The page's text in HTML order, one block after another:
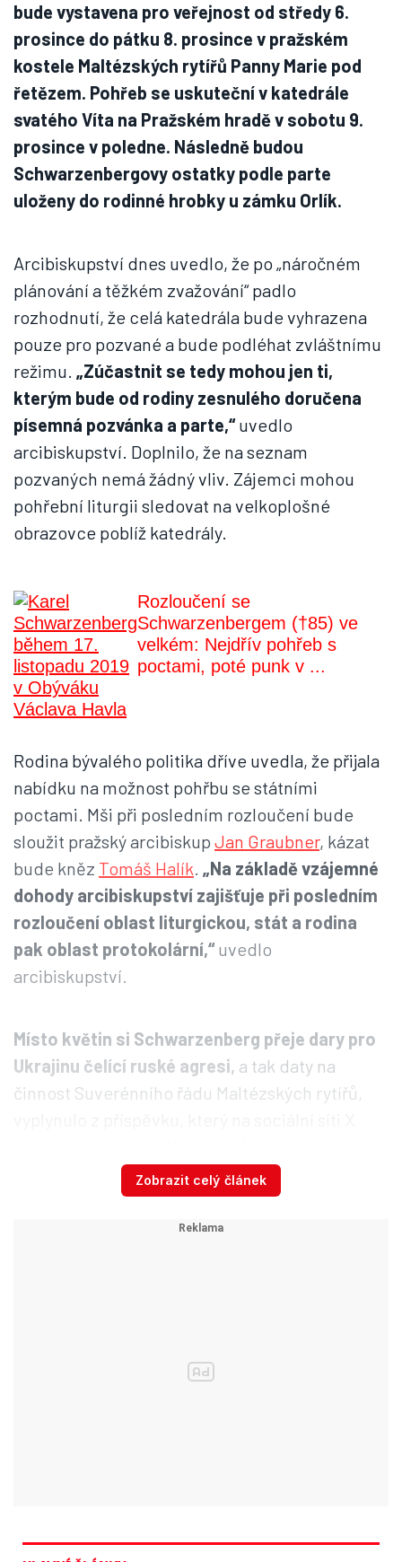
bude vystavena pro veřejnost od středy 6.
prosince do pátku 8. prosince v pražském
kostele Maltézských rytířů Panny Marie pod
řetězem. Pohřeb se uskuteční v katedrále
svatého Víta na Pražském hradě v sobotu 9.
prosince v poledne. Následně budou
Schwarzenbergovy ostatky podle parte
uloženy do rodinné hrobky u zámku Orlík.
Arcibiskupství dnes uvedlo, že po „náročném
plánování a těžkém zvažování“ padlo
rozhodnutí, že celá katedrála bude vyhrazena
pouze pro pozvané a bude podléhat zvláštnímu
režimu. „Zúčastnit se tedy mohou jen ti,
kterým bude od rodiny zesnulého doručena
písemná pozvánka a parte,“uvedlo
arcibiskupství. Doplnilo, že na seznam
pozvaných nemá žádný vliv. Zájemci mohou
pohřební liturgii sledovat na velkoplošné
obrazovce poblíž katedrály.
Rozloučení se
Schwarzenbergem (†85) ve
velkém: Nejdřív pohřeb s
poctami, poté punk v ...
Rodina bývalého politika dříve uvedla, že přijala
nabídku na možnost pohřbu se státními
poctami. Mši při posledním rozloučení bude
sloužit pražský arcibiskup Jan Graubner, kázat
bude kněz Tomáš Halík. „Na základě vzájemné
dohody arcibiskupství zajišťuje při posledním
rozloučení oblast liturgickou, stát a rodina
pak oblast protokolární,“ uvedlo
arcibiskupství.
Místo květin si Schwarzenberg přeje dary pro
Ukrajinu čelící ruské agresi, a tak daty na
činnost Suverénního řádu Maltézských rytířů,
obranu Ukrajiny a na činnost
— Miroslava Němcová
Pohřeb příští týden doprovodí takéakcev
Zobrazit celý článek